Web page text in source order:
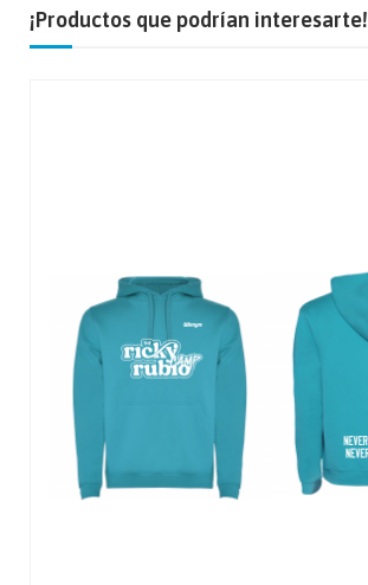
¡Productos que podrían interesarte!